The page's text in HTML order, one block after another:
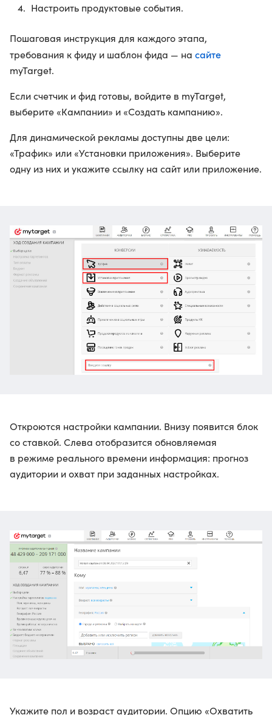
Настроить продуктовые события.
Пошаговая инструкция для каждого этапа,
требования к фиду и шаблон фида — на сайте
myTarget.
Если счетчик и фид готовы, войдите в myTarget,
выберите «Кампании» и «Создать кампанию».
Для динамической рекламы доступны две цели:
«Трафик» или «Установки приложения». Выберите
одну из них и укажите ссылку на сайт или приложение.
Откроются настройки кампании. Внизу появится блок
со ставкой. Слева отобразится обновляемая
в режиме реального времени информация: прогноз
аудитории и охват при заданных настройках.
Укажите пол и возраст аудитории. Опцию «Охватить